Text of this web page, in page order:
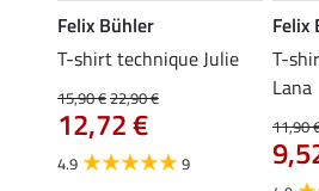
Felix Bühler
T-shirt technique Julie
15,90 €22,90 €
12,72 €
4.9 9
Felix
T-
Lana
11,90